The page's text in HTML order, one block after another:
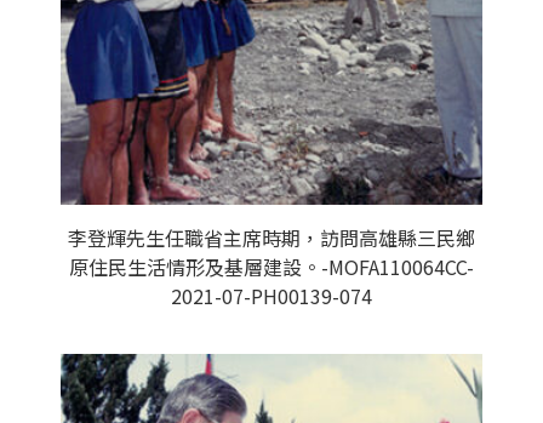
李登輝先生任職省主席時期，訪問高雄縣三民鄉
原住民生活情形及基層建設。-MOFA110064CC-
2021-07-PH00139-074